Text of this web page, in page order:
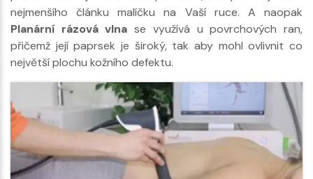
nejmenšího článku malíčku na Vaší ruce. A naopak
Planární rázová vlna se využívá u povrchových ran,
přičemž její paprsek je široký, tak aby mohl ovlivnit co
největší plochu kožního defektu.